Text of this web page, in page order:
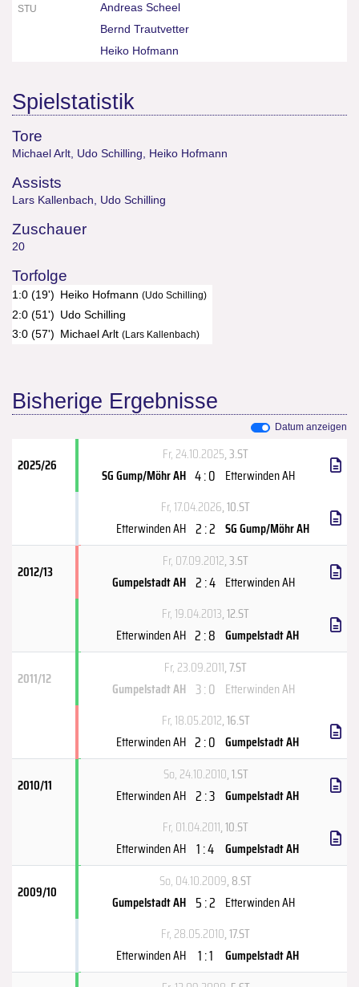
STU
Andreas Scheel
Bernd Trautvetter
Heiko Hofmann
Spielstatistik
Tore
Michael Arlt Udo Schilling Heiko Hofmann
Assists
Lars Kallenbach Udo Schilling
Zuschauer
20
Torfolge
1:0 (19') Heiko Hofmann (Udo Schilling)
2:0 (51') Udo Schilling
3:0 (57') Michael Arlt (Lars Kallenbach)
Bisherige Ergebnisse
Datum anzeigen
2025/26
Fr, 24.10.2025, 3.ST
SG Gump/Möhr AH 4 : 0 Etterwinden AH
Fr, 17.04.2026, 10.ST
Etterwinden AH 2 : 2 SG Gump/Möhr AH
2012/13
Fr, 07.09.2012, 3.ST
Gumpelstadt AH 2 : 4 Etterwinden AH
Fr, 19.04.2013, 12.ST
Etterwinden AH 2 : 8 Gumpelstadt AH
2011/12
Fr, 23.09.2011, 7.ST
Gumpelstadt AH 3 : 0 Etterwinden AH
Fr, 18.05.2012, 16.ST
Etterwinden AH 2 : 0 Gumpelstadt AH
2010/11
So, 24.10.2010, 1.ST
Etterwinden AH 2 : 3 Gumpelstadt AH
Fr, 01.04.2011, 10.ST
Etterwinden AH 1 : 4 Gumpelstadt AH
2009/10
So, 04.10.2009, 8.ST
Gumpelstadt AH 5 : 2 Etterwinden AH
Fr, 28.05.2010, 17.ST
Etterwinden AH 1 : 1
Gumpelstadt AH